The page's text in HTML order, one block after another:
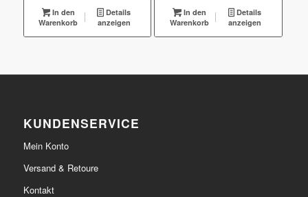
war:
€35,99
ist:
€24,99.
In den
Warenkorb
Details
anzeigen
war:
€14,99
ist:
€4,99.
In den
Warenkorb
Details
anzeigen
KUNDENSERVICE
Mein Konto
Versand & Retoure
Kontakt